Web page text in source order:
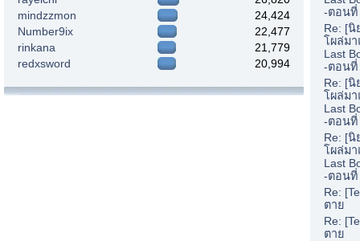
mindzzmon
24,424
Number9ix
22,477
rinkana
21,779
redxsword
20,994
-ตอนที่
Re: [
โผล่มา
Last
-ตอนที่
Re: [
โผล่มา
Last
-ตอนที่
Re: [
โผล่มา
Last
-ตอนที่
Re:
ตาย
Re:
ตาย